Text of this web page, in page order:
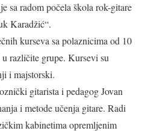
sa radom počela škola rok-gitare
Karadžić“.
kurseva sa polaznicima od 10
različite grupe. Kursevi su
i majstorski.
gitarista i pedagog Jovan
i metode učenja gitare. Radi
kabinetima opremljenim